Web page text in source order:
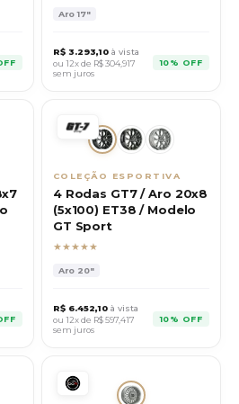
Aro17"
R$ 3.293,10 à vista
ou 12x de R$304,917
sem juros
10% OFF
COLEÇÃO ESPORTIVA
4 Rodas GT7 / Aro 20x8
(5x100) ET38 / Modelo
GT Sport
★★★★★
Aro 20"
R$ 6.452,10 à vista
ou 12x de R$597,417
sem juros
10% OFF